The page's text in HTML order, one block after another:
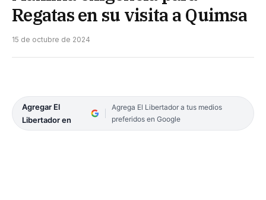
Regatas en su visita a Quimsa
15 de octubre de 2024
Agregar El
Libertador en
Agrega El Libertador a tus medios
preferidos en Google